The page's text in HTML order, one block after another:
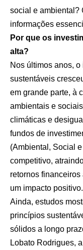
social e ambiental?
informações
Por que os
alta?
Nos últimos anos,
sustentáveis
em grande parte, à
ambientais e
climáticas e
fundos de
(Ambiental, Social
competitivo,
retornos
um impacto positivo.
Ainda, estudos
princípios
sólidos a longo
Lobato Rodrigues,